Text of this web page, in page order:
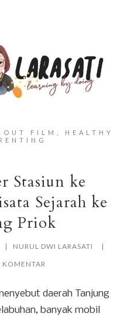
FILM, HEALTHY
Stasiun ke
Sejarah ke
Priok
NURUL DWI LARASATI
daerah Tanjung
banyak mobil